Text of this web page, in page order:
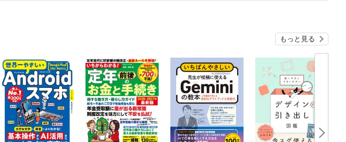
もっと見る